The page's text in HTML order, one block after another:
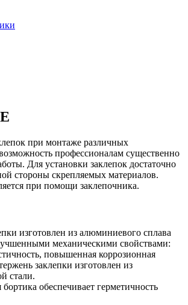
при монтаже различных
профессионалам существенно
Для установки заклепок достаточно
стороны скрепляемых материалов.
при помощи заклепочника.
изготовлен из алюминиевого сплава
механическими свойствами:
повышенная коррозионная
заклепки изготовлен из
стали.
обеспечивает герметичность